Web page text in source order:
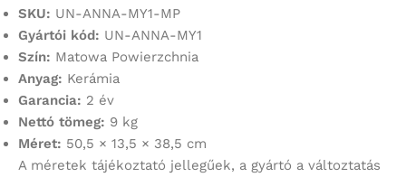
SKU: UN-ANNA-MY1-MP
Gyártói kód: UN-ANNA-MY1
Szín: Matowa Powierzchnia
Anyag: Kerámia
Garancia: 2 év
Nettó tömeg: 9 kg
Méret: 50,5 × 13,5 × 38,5 cm
A méretek tájékoztató jellegűek, a gyártó a változtatás